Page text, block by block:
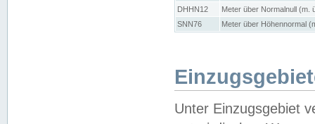
DHHN12
Meter über Normalnull (m.
SNN76
Meter über Höhennormal
Unter Einzugsgebiet